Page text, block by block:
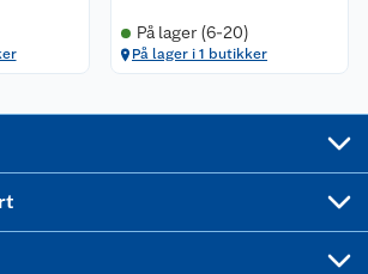
På lager (6-20)
På lager i 1 butikker